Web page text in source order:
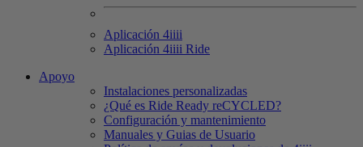
Aplicación 4iiii
Aplicación 4iiii Ride
Apoyo
Instalaciones personalizadas
¿Qué es Ride Ready reCYCLED?
Configuración y mantenimiento
Manuales y Guias de Usuario